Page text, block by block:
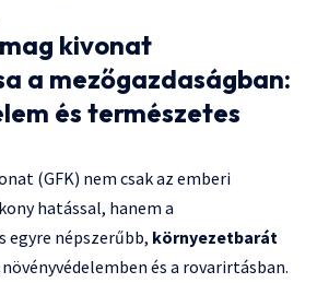
kivonat
a mezőgazdaságban:
és természetes
(GFK) nem csak az emberi
hatással, hanem a
egyre népszerűbb, környezetbarát
és a rovarirtásban.